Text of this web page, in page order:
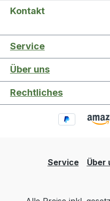
Kontakt
Service
Über uns
Rechtliches
Service Über